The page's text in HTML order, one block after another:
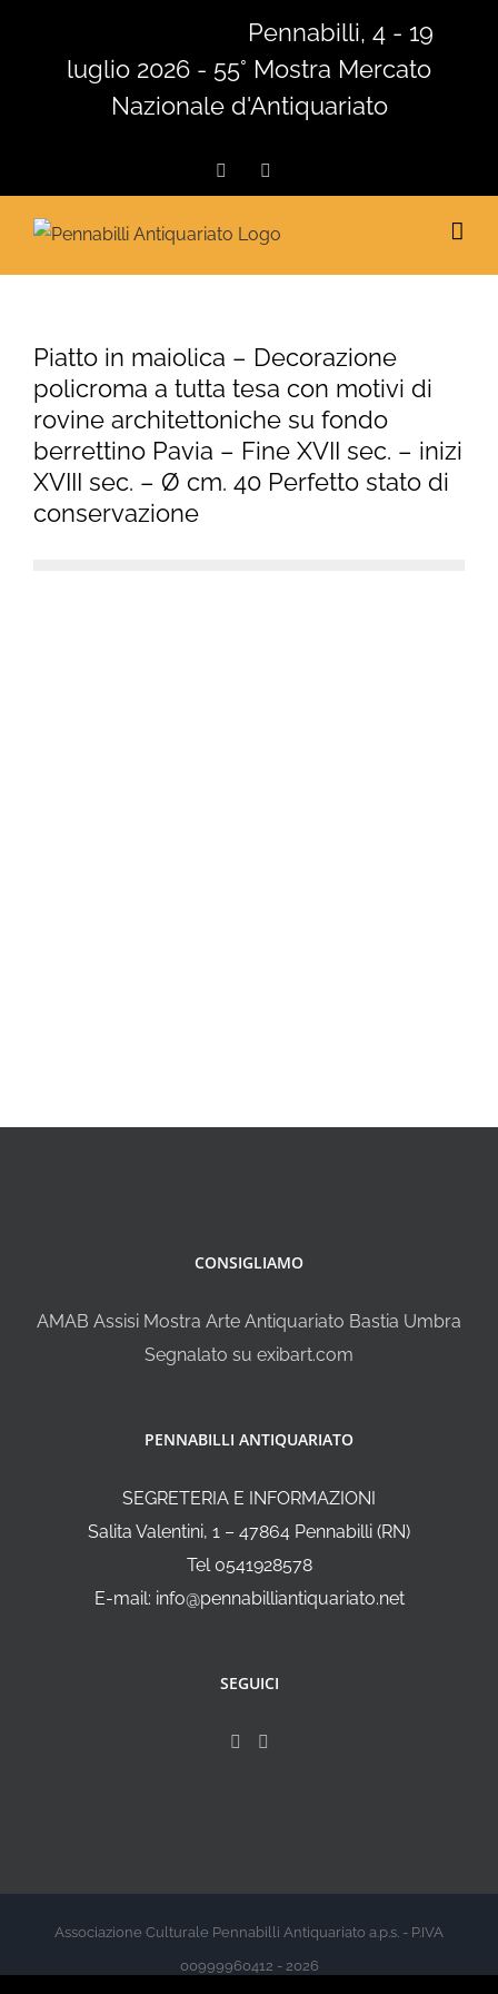
contenuto
Pennabilli, 4 - 19
luglio 2026 - 55° Mostra Mercato
Nazionale d'Antiquariato
Facebook
Piatto in maiolica – Decorazione
policroma a tutta tesa con motivi di
rovine architettoniche su fondo
berrettino Pavia – Fine XVII sec. – inizi
XVIII sec. – Ø cm. 40 Perfetto stato di
conservazione
CONSIGLIAMO
AMAB Assisi Mostra Arte Antiquariato Bastia Umbra
Segnalato su exibart.com
PENNABILLI ANTIQUARIATO
SEGRETERIA E INFORMAZIONI
Salita Valentini, 1 – 47864 Pennabilli (RN)
Tel 0541928578
E-mail: info@pennabilliantiquariato.net
SEGUICI
Associazione Culturale Pennabilli Antiquariato a.p.s. - P.IVA
00999960412 - 2026